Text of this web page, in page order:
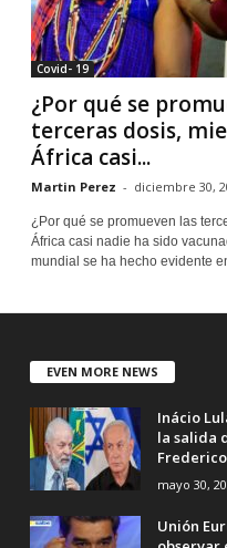
Covid- 19
¿Por qué se
terceras dosis,
África casi...
Martin Perez - diciembre 30,
¿Por qué se promueven las
África casi nadie ha sido
mundial se ha hecho evidente
EVEN MORE NEWS
Inácio
la salida
mayo 30,
Unión